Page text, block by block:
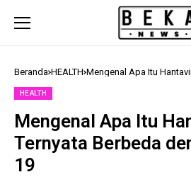
Beranda HEALTH Mengenal Apa Itu
HEALTH
Mengenal Apa Itu
Ternyata Berbeda
19